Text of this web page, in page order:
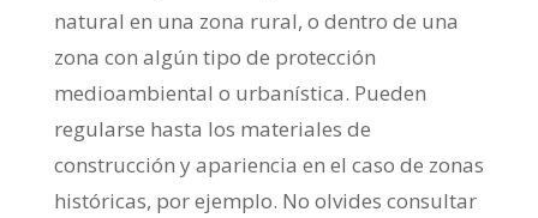
natural en una zona rural, o dentro de una
zona con algún tipo de protección
medioambiental o urbanística. Pueden
regularse hasta los materiales de
construcción y apariencia en el caso de zonas
históricas, por ejemplo. No olvides consultar